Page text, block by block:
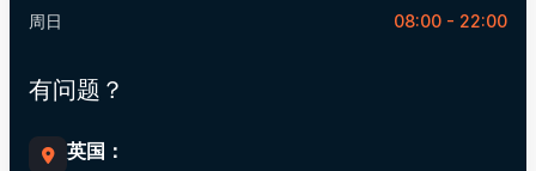
周日 08:00 - 22:00
有问题？
英国：